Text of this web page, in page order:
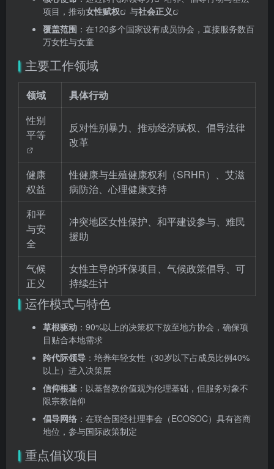
项目，推动女性赋权 与社会正义
覆盖范围 ：在120多个国家设有成员协会，直接服务数百
万女性与女童
主要工作领域
领域
具体行动
性别
平等
反对性别暴力、推动经济赋权、倡导法律
改革
健康
权益
性健康与生殖健康权利（SRHR）、艾滋
病防治、心理健康支持
和平
与安
全
冲突地区女性保护、和平建设参与、难民
援助
气候
正义
女性主导的环保项目、气候政策倡导、可
持续生计
运作模式与特色
草根驱动 ：90%以上的决策权下放至地方协会，确保项
目贴合本地需求
跨代际领导 ：培养年轻女性（30岁以下占成员比例40%
以上）进入决策层
信仰根基 ：以基督教价值观为伦理基础，但服务对象不
限宗教信仰
倡导网络 ：在联合国经社理事会（ECOSOC）具有咨商
地位，参与国际政策制定
重点倡议项目